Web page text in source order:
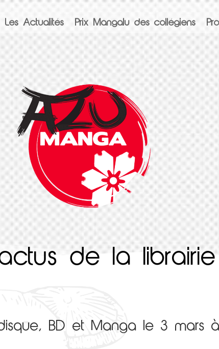
Les Actualités Prix Mangalu des collégiens
de la librairie
BD et Manga le 3 mars à